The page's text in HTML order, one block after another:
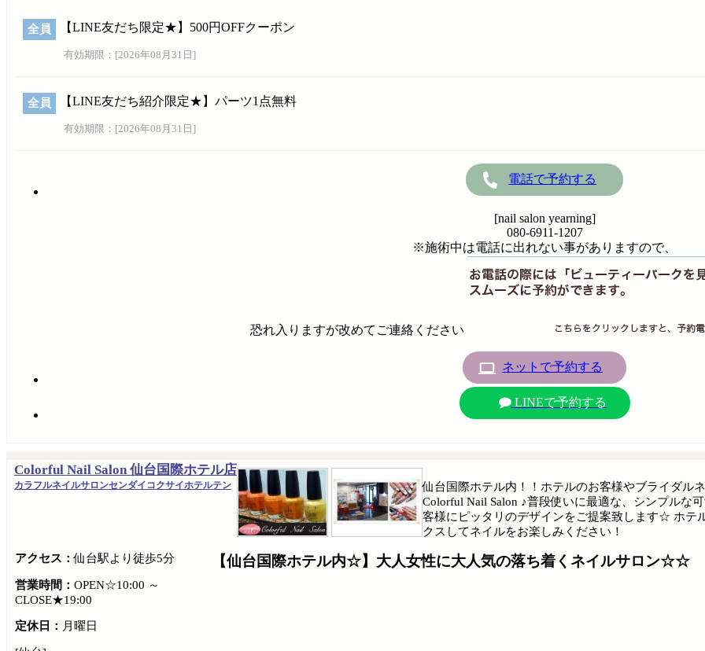
全員 【LINE友だち限定★】500円OFFクーポン
有効期限：[2026年08月31日 ]
全員 【LINE友だち紹介限定★】パーツ1点無料
有効期限：[2026年08月31日 ]
電話で予約する
[nail salon yearning]
080-6911-1207
※施術中は電話に出れない事がありますので、
恐れ入りますが改めてご連絡ください
ネットで予約する
LINEで予約する
Colorful Nail Salon 仙台国際ホテル店
カラフルネイルサロンセンダイコクサイホテルテン
【仙台国際ホテル内☆】大人女性に大人気の落ち着くネイルサロン☆☆
仙台国際ホテル内！！ホテルのお客様やブライダル
Colorful Nail Salon ♪普段使いに最適な、シンプルな
客様にピッタリのデザインをご提案致します☆ ホテ
クスしてネイルをお楽しみください！
アクセス：仙台駅より徒歩5分
営業時間： OPEN☆10:00 ～
CLOSE★19:00
定休日： 月曜日